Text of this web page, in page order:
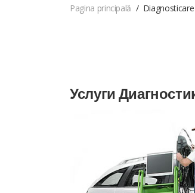
Pagina principală Diagnosticare
Услуги